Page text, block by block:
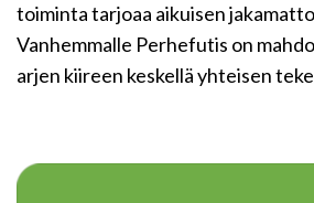
toiminta tarjoaa aikuisen
Vanhemmalle Perhefutis on
arjen kiireen keskellä yhteisen